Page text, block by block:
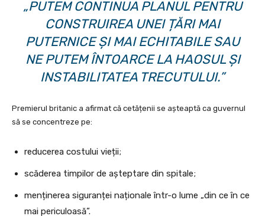
„PUTEM CONTINUA PLANUL PENTRU
CONSTRUIREA UNEI ȚĂRI MAI
PUTERNICE ȘI MAI ECHITABILE SAU
NE PUTEM ÎNTOARCE LA HAOSUL ȘI
INSTABILITATEA TRECUTULUI.”
Premierul britanic a afirmat că cetățenii se așteaptă ca guvernul
să se concentreze pe:
reducerea costului vieții;
scăderea timpilor de așteptare din spitale;
menținerea siguranței naționale într-o lume „din ce în ce
mai periculoasă”.